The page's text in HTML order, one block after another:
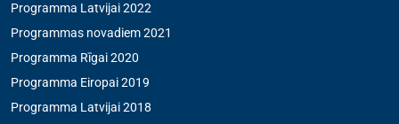
Programma Latvijai 2022
Programmas novadiem 2021
Programma Rīgai 2020
Programma Eiropai 2019
Programma Latvijai 2018